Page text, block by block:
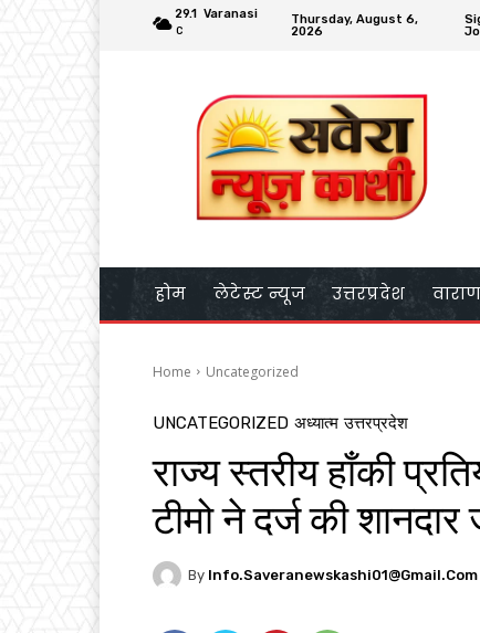
29.1
C
Varanasi
Thursday, August 6,
2026
होम लेटेस्ट न्यूज उत्तरप्रदेश
Home Uncategorized
UNCATEGORIZED अध्यात्म उत्तरप्रदेश
राज्य स्तरीय हाँकी
टीमो ने दर्ज की शानदार
By Info.saveranewskashi01@gmail.com